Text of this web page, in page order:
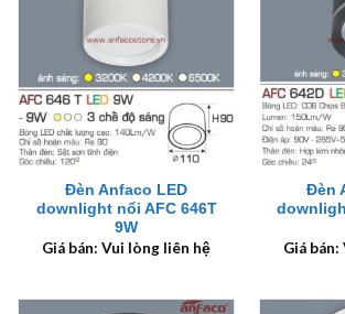
Đèn Anfaco LED
downlight nổi AFC 646T
9W
Giá bán: Vui lòng liên hệ
Đèn
Giá